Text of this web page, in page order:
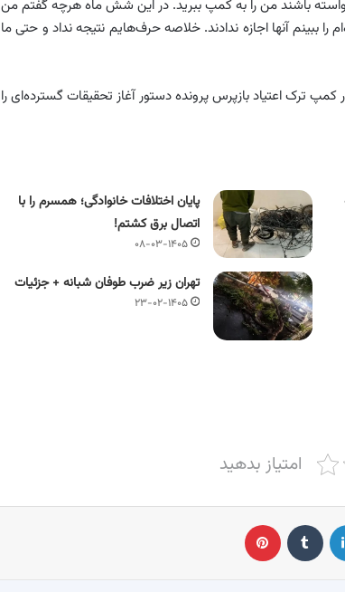
باشند من را به کمپ ببرید. در این شش ماه هرچه گفتم من
آنها اجازه ندادند. خلاصه حرف‌هایم نتیجه نداد و حتی ما
ترک اعتیاد بازپرس پرونده دستور آغاز تحقیقات گسترده‌ای را
پایان اختلافات خانوادگی؛ همسرم را با
اتصال برق کشتم!
۰۸-۰۳-۱۴۰۵
تهران زیر ضرب طوفان شبانه + جزئیات
۲۳-۰۲-۱۴۰۵
امتیاز بدهید
لینکدین ‫تامبلر